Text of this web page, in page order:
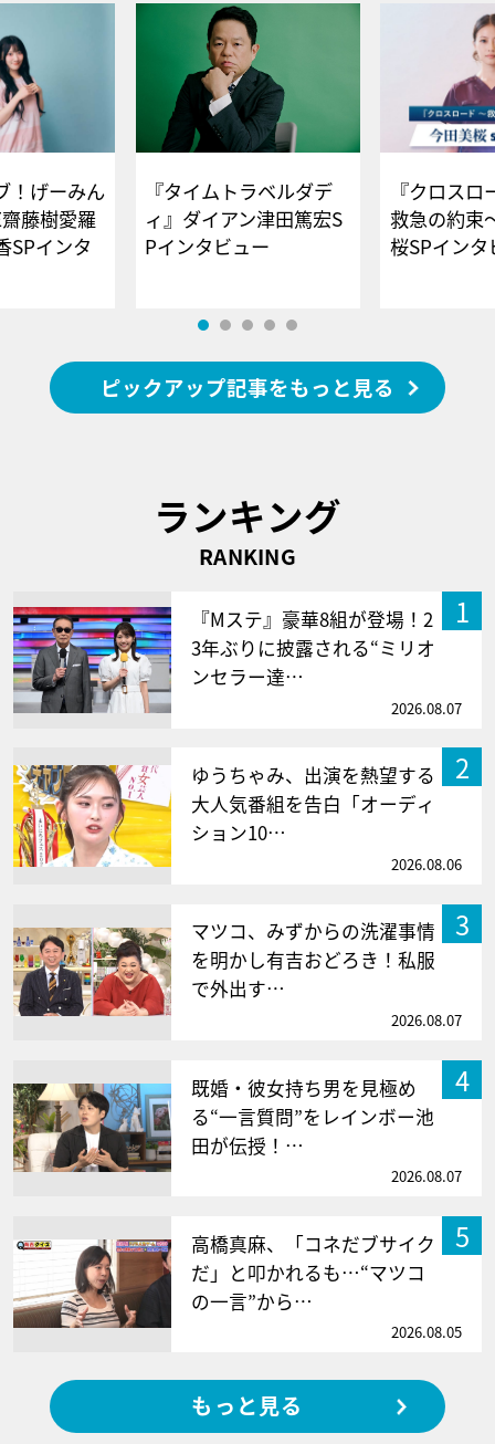
！げーみん
藤樹愛羅
SPインタ
『タイムトラベルダデ
ィ』ダイアン津田篤宏S
Pインタビュー
『クロス
救急の約束
桜SPイ
ピックアップ記事をもっと見る
ランキング
RANKING
1
『Mステ』豪華8組が登場！2
3年ぶりに披露される“ミリオ
ンセラー達…
2026.08.07
2
ゆうちゃみ、出演を熱望する
大人気番組を告白「オーディ
ション10…
2026.08.06
3
マツコ、みずからの洗濯事情
を明かし有吉おどろき！私服
で外出す…
2026.08.07
4
既婚・彼女持ち男を見極め
る“一言質問”をレインボー池
田が伝授！…
2026.08.07
5
高橋真麻、「コネだブサイク
だ」と叩かれるも…“マツコ
の一言”から…
2026.08.05
もっと見る